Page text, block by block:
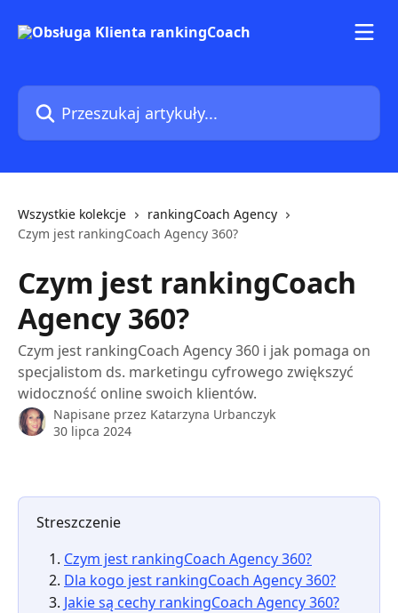
Przeszukaj artykuły...
Wszystkie kolekcje
rankingCoach Agency
Czym jest rankingCoach Agency 360?
Czym jest rankingCoach
Agency 360?
Czym jest rankingCoach Agency 360 i jak pomaga on
specjalistom ds. marketingu cyfrowego zwiększyć
widoczność online swoich klientów.
Napisane przez Katarzyna Urbanczyk
30 lipca 2024
Streszczenie
Czym jest rankingCoach Agency 360?
Dla kogo jest rankingCoach Agency 360?
Jakie są cechy rankingCoach Agency 360?